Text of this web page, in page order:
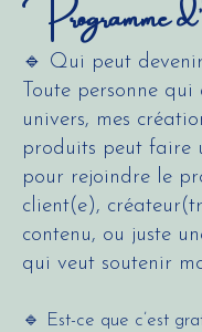
🔹 Qui peut
Toute personne qui
univers, mes
produits peut faire
pour rejoindre le
client(e),
contenu, ou juste
qui veut soutenir
🔹 Est-ce que c’est